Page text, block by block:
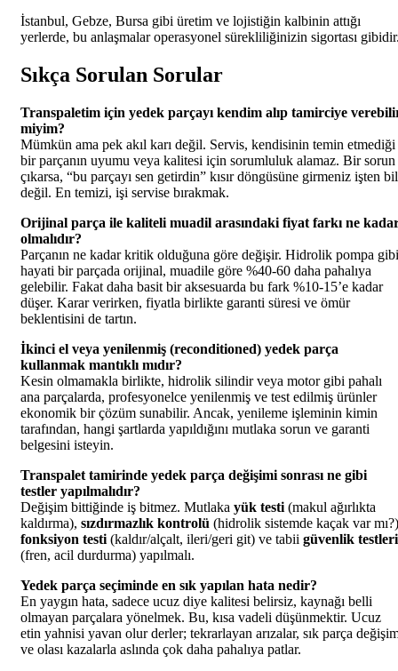
İstanbul, Gebze, Bursa gibi üretim ve lojistiğin kalbinin attığı
yerlerde, bu anlaşmalar operasyonel sürekliliğinizin sigortası
Sıkça Sorulan Sorular
Transpaletim için yedek parçayı kendim alıp tamirciye
miyim?
Mümkün ama pek akıl karı değil. Servis, kendisinin temin etmediği
bir parçanın uyumu veya kalitesi için sorumluluk alamaz. Bir sorun
çıkarsa, “bu parçayı sen getirdin” kısır döngüsüne girmeniz işten
değil. En temizi, işi servise bırakmak.
Orijinal parça ile kaliteli muadil arasındaki fiyat farkı ne
olmalıdır?
Parçanın ne kadar kritik olduğuna göre değişir. Hidrolik pompa gibi
hayati bir parçada orijinal, muadile göre %40-60 daha pahalıya
gelebilir. Fakat daha basit bir aksesuarda bu fark %10-15’e kadar
düşer. Karar verirken, fiyatla birlikte garanti süresi ve ömür
beklentisini de tartın.
İkinci el veya yenilenmiş (reconditioned) yedek parça
kullanmak mantıklı mıdır?
Kesin olmamakla birlikte, hidrolik silindir veya motor gibi pahalı
ana parçalarda, profesyonelce yenilenmiş ve test edilmiş ürünler
ekonomik bir çözüm sunabilir. Ancak, yenileme işleminin kimin
tarafından, hangi şartlarda yapıldığını mutlaka sorun ve garanti
belgesini isteyin.
Transpalet tamirinde yedek parça değişimi sonrası ne gibi
testler yapılmalıdır?
Değişim bittiğinde iş bitmez. Mutlaka yük testi (makul ağırlıkta
kaldırma), sızdırmazlık kontrolü (hidrolik sistemde kaçak var
fonksiyon testi (kaldır/alçalt, ileri/geri git) ve tabii güvenlik testleri
(fren, acil durdurma) yapılmalı.
Yedek parça seçiminde en sık yapılan hata nedir?
En yaygın hata, sadece ucuz diye kalitesi belirsiz, kaynağı belli
olmayan parçalara yönelmek. Bu, kısa vadeli düşünmektir. Ucuz
etin yahnisi yavan olur derler; tekrarlayan arızalar, sık parça
ve olası kazalarla aslında çok daha pahalıya patlar.